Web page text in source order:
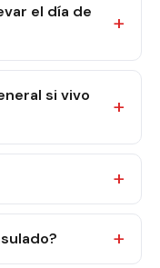
el día de
si vivo